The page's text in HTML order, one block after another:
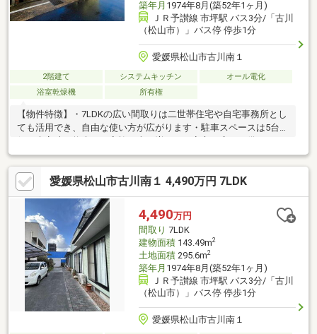
築年月 1974年8月(築52年1ヶ月)
ＪＲ予讃線 市坪駅 バス3分/「古川
（松山市）」バス停 停歩1分
愛媛県松山市古川南１
2階建て システムキッチン
オール電化
浴室乾燥機
所有権
【物件特徴】・7LDKの広い間取りは二世帯住宅や自宅事務所とし
ても活用でき、自由な使い方が広がります・駐車スペースは5台確
ます・松山生協椿店まで徒歩6分とお買い物も便利。毎日のお料理
も楽しくなりそうな環境です・ファミリーマート松山古川南一丁
目店まで徒歩5分。ちょっとした買い出しも気軽に歩けます約２０
年前にＬＤＫと２階増築。約１０年前に太陽光・浴室・キッチ
ン・外壁リフォーム。２０２４年トイレ・洗面増設。エコキュー
トあり。太陽光発電２．８ＫＷ・蓄電池は移転予定ですが使用希
望の場合は相談可です。
愛媛県松山市古川南１ 4,490万円 7LDK
4,490万円
間取り 7LDK
建物面積143.49m2
土地面積295.6m2
築年月 1974年8月(築52年1ヶ月)
ＪＲ予讃線 市坪駅 バス3分/「古川
（松山市）」バス停 停歩1分
愛媛県松山市古川南１